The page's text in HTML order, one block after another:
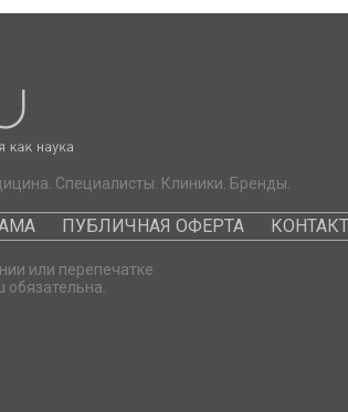
Специалисты. Клиники. Бренды.
ПУБЛИЧНАЯ ОФЕРТА
или перепечатке